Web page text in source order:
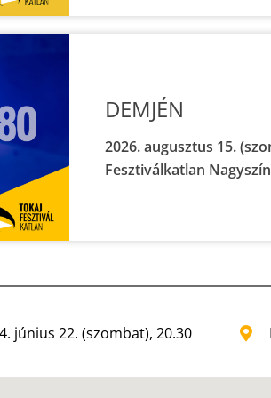
DEMJÉN
2026. augusztus 15.
Fesztiválkatlan
június 22. (szombat), 20.30